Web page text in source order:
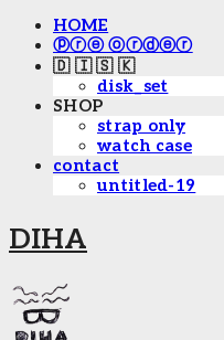
HOME
ⓟⓡⓔ ⓞⓡⓓⓔⓡ
🇩 🇮 🇸 🇰
disk_set
SHOP
strap only
watch case
contact
untitled-19
DIHA